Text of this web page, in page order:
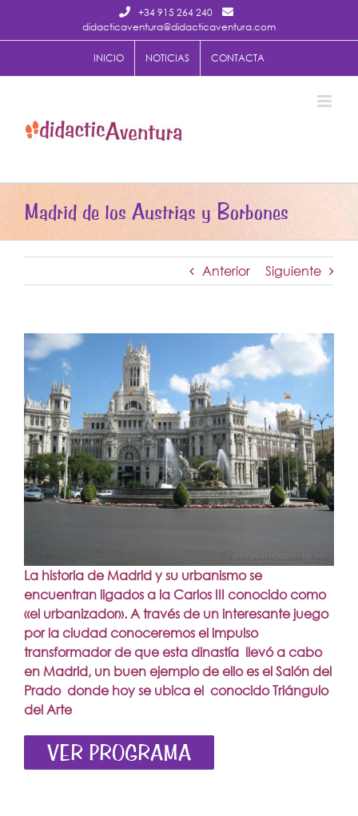
+34 915 264 240
didacticaventura@didacticaventura.com
INICIO NOTICIAS CONTACTA
Madrid de los Austrias y Borbones
Anterior Siguiente
La historia de Madrid y su urbanismo se
encuentran ligados a la Carlos III conocido como
«el urbanizador». A través de un interesante juego
por la ciudad conoceremos el impulso
transformador de que esta dinastía llevó a cabo
en Madrid, un buen ejemplo de ello es el Salón del
Prado donde hoy se ubica el conocido Triángulo
del Arte
VER PROGRAMA